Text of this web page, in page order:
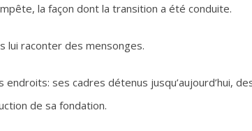
la façon dont la transition a été conduite.
lui raconter des mensonges.
endroits: ses cadres détenus jusqu’aujourd’hui,
de sa fondation.